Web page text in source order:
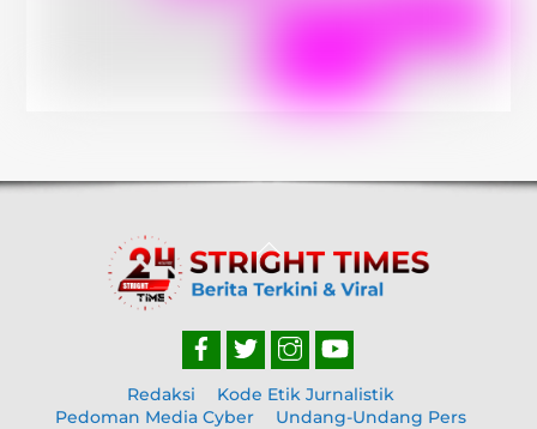
Back
To
Top
Redaksi
Kode Etik Jurnalistik
Pedoman Media Cyber
Undang-Undang Pers